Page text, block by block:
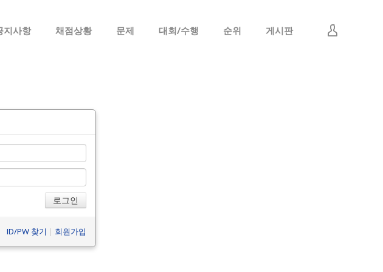
지사항 채점상황 문제 대회/수행 순위 게시판
ID/PW 찾기 | 회원가입